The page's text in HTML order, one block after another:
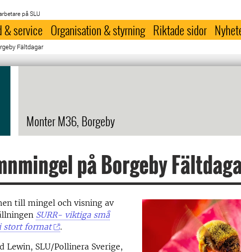
på SLU
& service Organisation & styrning Riktade sidor
Fältdagar
Monter M36, Borgeby
på Borgeby
till mingel och visning av
SURR- viktiga små
stort format
.
Lewin, SLU/Pollinera Sverige,